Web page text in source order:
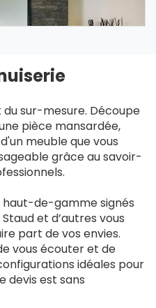
sur-mesure. Découpe
pièce mansardée,
meuble que vous
grâce au savoir-
haut-de-gamme signés
et d’autres vous
part de vos envies.
vous écouter et de
idéales pour
devis est sans